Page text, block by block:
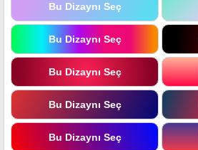
Bu Dizaynı Seç
Bu Dizaynı Seç
Bu Dizaynı Seç
Bu Dizaynı Seç
Bu Dizaynı Seç